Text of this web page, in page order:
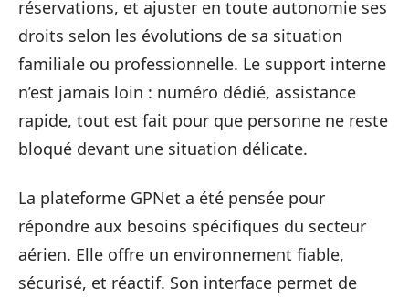
réservations, et ajuster en toute autonomie ses
droits selon les évolutions de sa situation
familiale ou professionnelle. Le support interne
n’est jamais loin : numéro dédié, assistance
rapide, tout est fait pour que personne ne reste
bloqué devant une situation délicate.
La plateforme GPNet a été pensée pour
répondre aux besoins spécifiques du secteur
aérien. Elle offre un environnement fiable,
sécurisé, et réactif. Son interface permet de